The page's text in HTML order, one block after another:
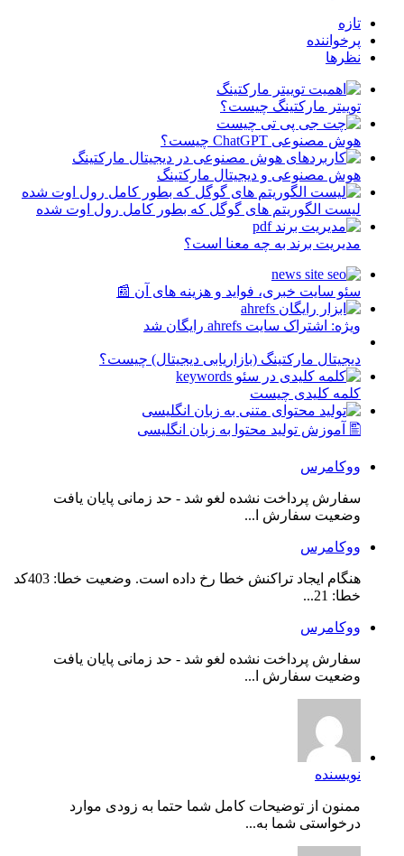
تازه
پرخواننده
نظرها
توییتر مارکتینگ چیست؟
هوش مصنوعی ChatGPT چیست؟
هوش مصنوعی و دیجیتال مارکتینگ
لیست الگوریتم های گوگل که بطور کامل رول اوت شده
مدیریت برند به چه معنا است؟
سئو سایت خبری، فواید و هزینه های آن 📰
ویژه: اشتراک سایت ahrefs رایگان شد
دیجیتال مارکتینگ (بازاریابی دیجیتال) چیست؟
کلمه کلیدی چیست
🖺 آموزش تولید محتوا به زبان انگلیسی
ووکامرس
سفارش پرداخت نشده لغو شد - حد زمانی پایان یافت
وضعیت سفارش ا...
ووکامرس
هنگام ایجاد تراکنش خطا رخ داده است. وضعیت خطا: 403کد
خطا: 21...
ووکامرس
سفارش پرداخت نشده لغو شد - حد زمانی پایان یافت
وضعیت سفارش ا...
نویسنده
ممنون از توضیحات کامل شما حتما به زودی موارد
درخواستی شما به...